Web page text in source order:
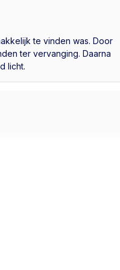
te vinden was. Door
ter vervanging. Daarna
licht.